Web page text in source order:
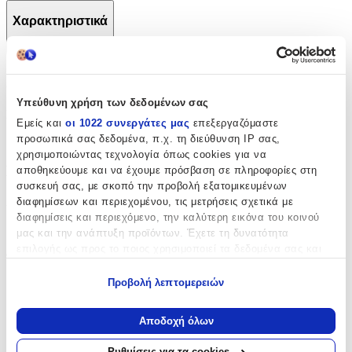
Υπεύθυνη χρήση των δεδομένων σας
Εμείς και οι 1022 συνεργάτες μας επεξεργαζόμαστε
προσωπικά σας δεδομένα, π.χ. τη διεύθυνση IP σας,
χρησιμοποιώντας τεχνολογία όπως cookies για να
αποθηκεύουμε και να έχουμε πρόσβαση σε πληροφορίες στη
συσκευή σας, με σκοπό την προβολή εξατομικευμένων
διαφημίσεων και περιεχομένου, τις μετρήσεις σχετικά με
διαφημίσεις και περιεχόμενο, την καλύτερη εικόνα του κοινού
μας και την ανάπτυξη προϊόντων. Έχετε τη δυνατότητα
Να συλλέξουμε πληροφορίες σχετικά με τη γεωγραφική
σας τοποθεσία, οι οποίες μπορεί να είναι ακριβείς σε
απόσταση μερικών μέτρων
Προβολή λεπτομερειών
Αποδοχή όλων
Χαρακτηριστικά
Χαρακτηριστικά
OEM
Βασικά Χαρακτηριστικά
Χρώμα:
Μπλε
Φύλο:
Αγόρι
Κορίτσι